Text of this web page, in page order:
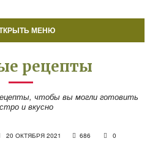
МЕНЮ
рецепты
чтобы вы могли готовить
и вкусно
20 ОКТЯБРЯ 2021 686 0